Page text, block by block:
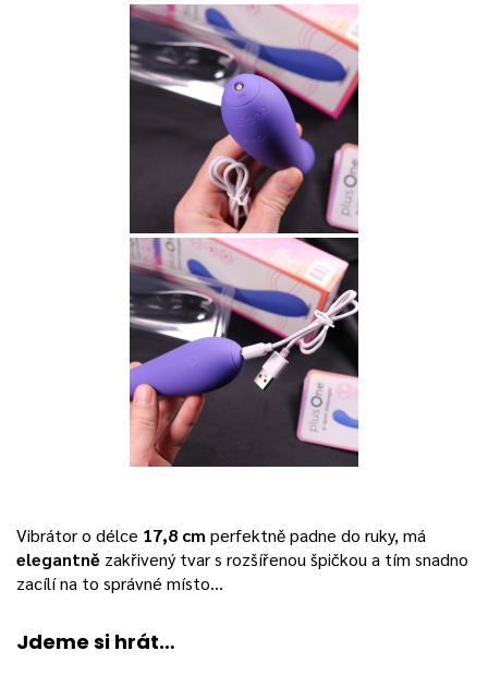
Vibrátor o délce 17,8 cm perfektně padne do ruky, má
elegantně zakřivený tvar s rozšířenou špičkou a tím snadno
zacílí na to správné místo…
Jdeme si hrát…